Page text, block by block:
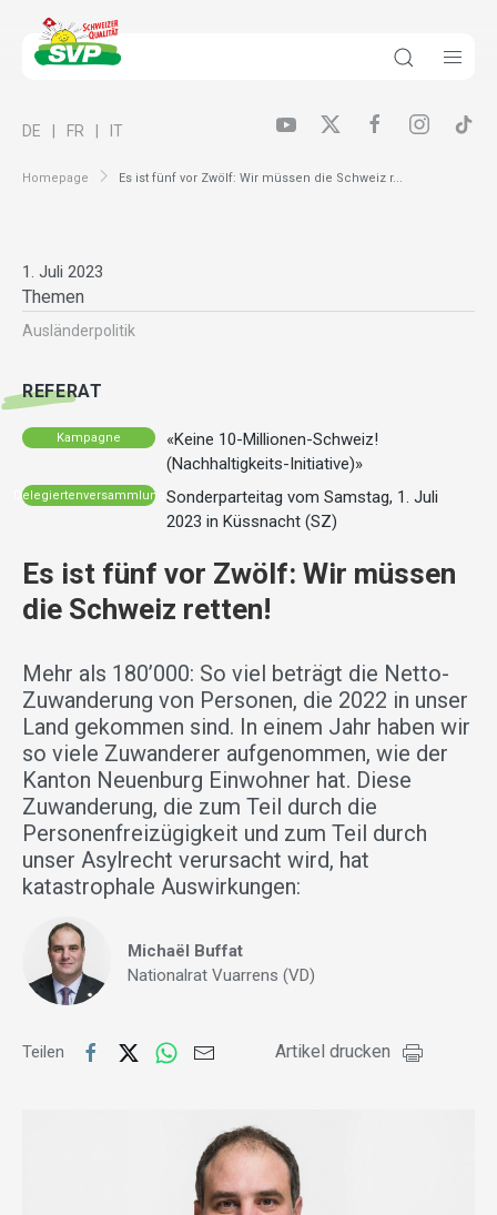
Homepage Es ist fünf vor Zwölf: Wir müssen die Schweiz r...
DE FR IT
1. Juli 2023
Themen
Ausländer­politik
REFERAT
Kampagne
«Keine 10-Millionen-Schweiz!
(Nachhaltigkeits-Initiative)»
Delegiertenversammlung
Sonderparteitag vom Samstag, 1. Juli
2023 in Küssnacht (SZ)
Es ist fünf vor Zwölf: Wir müssen
die Schweiz retten!
Mehr als 180’000: So viel beträgt die Netto-
Zuwanderung von Personen, die 2022 in unser
Land gekommen sind. In einem Jahr haben wir
so viele Zuwanderer aufgenommen, wie der
Kanton Neuenburg Einwohner hat. Diese
Zuwanderung, die zum Teil durch die
Personenfreizügigkeit und zum Teil durch
unser Asylrecht verursacht wird, hat
katastrophale Auswirkungen:
Michaël Buffat
Nationalrat Vuarrens (VD)
Teilen Artikel drucken